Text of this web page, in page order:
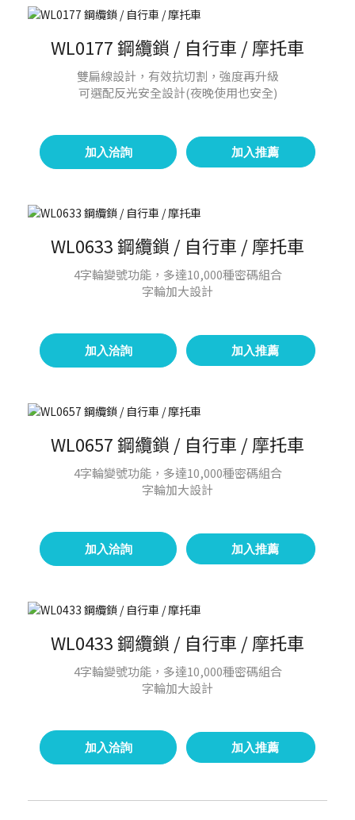
WL0177 鋼纜鎖 / 自行車 / 摩托車
雙扁線設計，有效抗切割，強度再升級
可選配反光安全設計(夜晚使用也安全)
加入洽詢 加入推薦
WL0633 鋼纜鎖 / 自行車 / 摩托車
4字輪變號功能，多達10,000種密碼組合
字輪加大設計
加入洽詢 加入推薦
WL0657 鋼纜鎖 / 自行車 / 摩托車
4字輪變號功能，多達10,000種密碼組合
字輪加大設計
加入洽詢 加入推薦
WL0433 鋼纜鎖 / 自行車 / 摩托車
4字輪變號功能，多達10,000種密碼組合
字輪加大設計
加入洽詢 加入推薦